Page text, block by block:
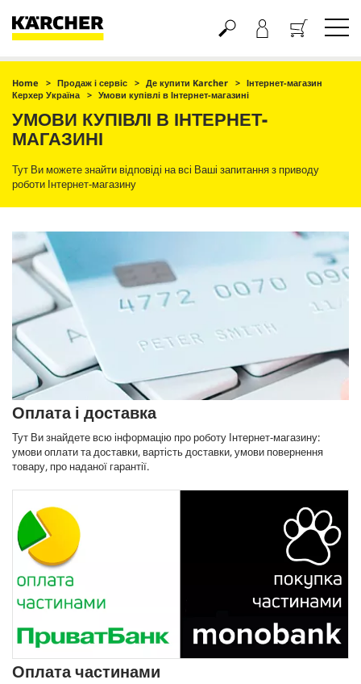
Кошик
Home Продаж і сервіс Де купити Karcher
Інтернет-магазин
Керхер Україна
Умови купівлі в Інтернет-магазині
УМОВИ КУПІВЛІ В ІНТЕРНЕТ-
МАГАЗИНІ
Тут Ви можете знайти відповіді на всі Ваші запитання з приводу
роботи Інтернет-магазину
Оплата і доставка
Тут Ви знайдете всю інформацію про роботу Інтернет-магазину:
умови оплати та доставки, вартість доставки, умови повернення
товару, про наданої гарантії.
Оплата частинами